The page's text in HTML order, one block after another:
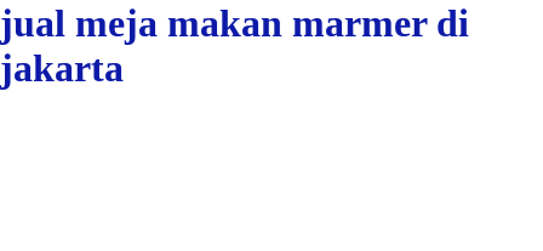
jual meja makan marmer di
jakarta